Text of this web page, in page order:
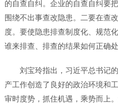
的自查自纠。企业的自查自纠要
围绕不出事查改隐患。二要在查
度。要使隐患排查制度化、规范
谁来排查、排查的结果如何正确
刘宝玲指出，习近平总书记
产工作创造了良好的政治环境和
审时度势，抓住机遇，乘势而上